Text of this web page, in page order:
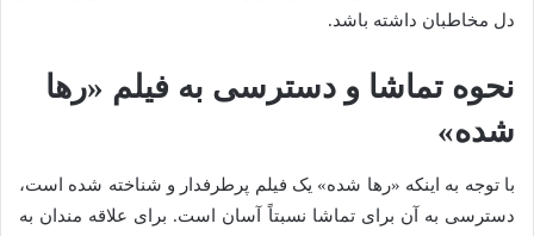
دل مخاطبان داشته باشد.
نحوه تماشا و دسترسی به فیلم «رها
شده»
با توجه به اینکه «رها شده» یک فیلم پرطرفدار و شناخته شده است،
دسترسی به آن برای تماشا نسبتاً آسان است. برای علاقه مندان به